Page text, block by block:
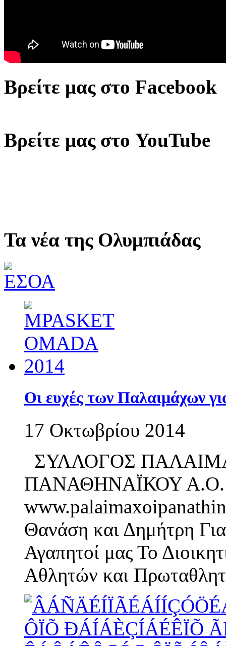
Βρείτε μας στο Facebook
Βρείτε μας στο YouTube
Τα νέα της Ολυμπιάδας
Οι ευχές των Παλαιμάχων
17 Οκτωβρίου 2014
ΣΥΛΛΟΓΟΣ
ΠΑΝΑΘΗΝΑΪΚΟΥ
Θανάση και Δημήτρη
Αγαπητοί μας Το
Αθλητών και